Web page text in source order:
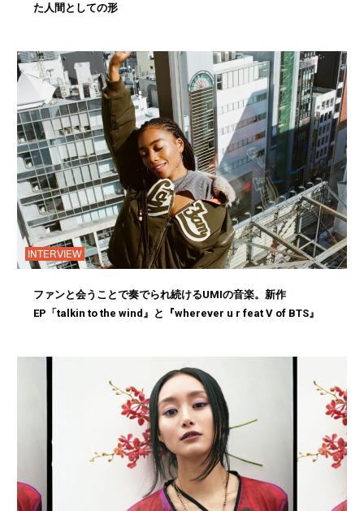
た人間としての形
INTERVIEW
ファンと会うことで奏でられ続けるUMIの音楽。新作
EP「talkin to the wind』と『wherever u r feat V of BTS』